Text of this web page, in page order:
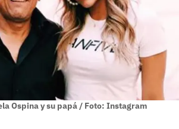
Ospina y su papá / Foto: Instagram